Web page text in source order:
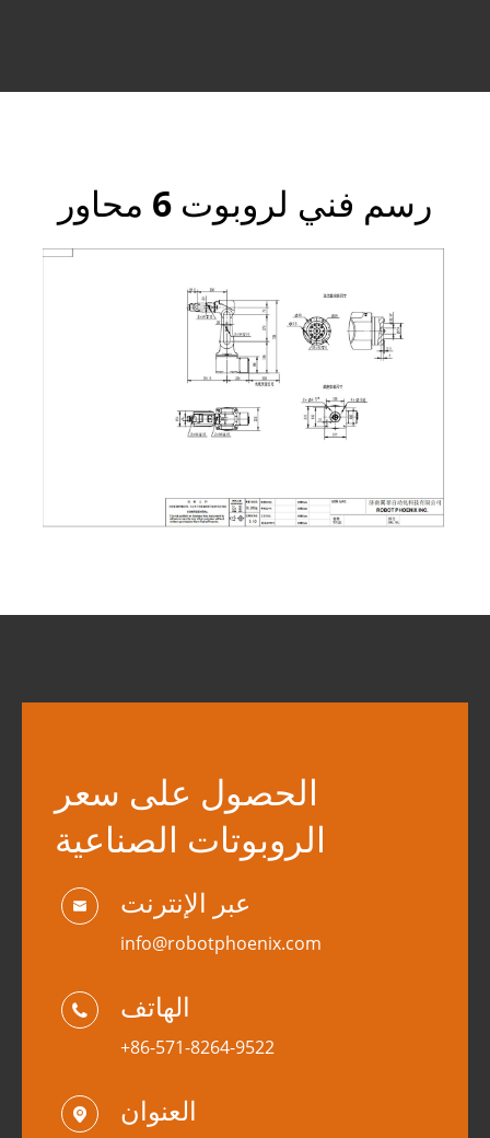
رسم فني لروبوت 6 محاور
الحصول على سعر
الروبوتات الصناعية
 عبر الإنترنت
info@robotphoenix.com
 الهاتف
+86-571-8264-9522
 العنوان